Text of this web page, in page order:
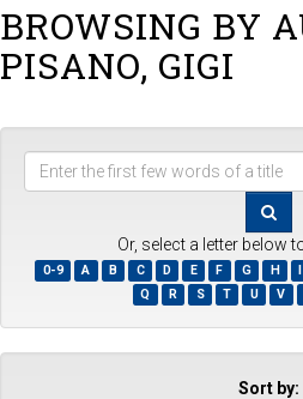
BROWSING BY
PISANO, GIGI
Enter
first
few
of
a
title
Or, select a letter below
0-9 A B C D E F G H I
Q
R S T U V
Sort by: